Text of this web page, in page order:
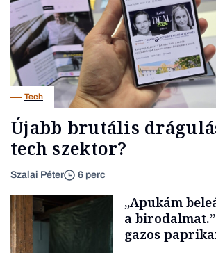
Tech
Újabb brutális
tech szektor?
Szalai Péter 6 perc
„Apukám
a
gazos